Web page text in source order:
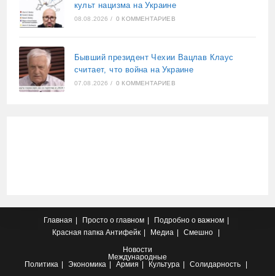
культ нацизма на Украине
08.08.2026 / 0 КОММЕНТАРИЕВ
Бывший президент Чехии Вацлав Клаус
считает, что война на Украине
07.08.2026 / 0 КОММЕНТАРИЕВ
Главная Просто о главном
Подробно о важном
Красная папка Антифейк Медиа
Смешно
Новости
Международные
Политика
Экономика Армия Культура Солидарность